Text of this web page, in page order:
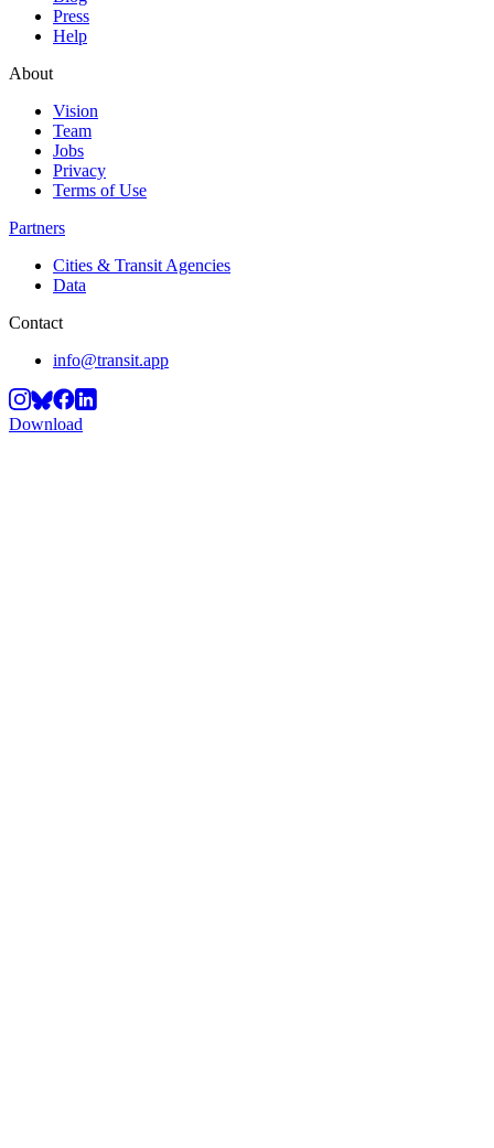
Press
Help
About
Vision
Team
Jobs
Privacy
Terms of Use
Partners
Cities & Transit Agencies
Data
Contact
info@transit.app
Download